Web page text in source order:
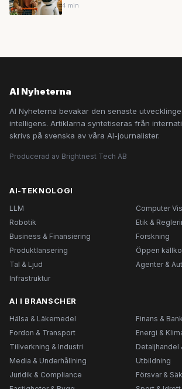
4 min
AI Nyheterna
AI Nyheterna bevakar den senaste
intelligens. Artiklarna syntetiseras från
skrivs på svenska av våra AI-journalister.
Producerad av Brightnest Tech AB
AI-TEKNOLOGI
LLM
Computer
Robotik
Etik &
Business & Finansiering
Forskning
Produktlansering
Öppen
Tal & Ljud
Agenter &
Infrastruktur
AI I BRANSCHER
Hälsa & Läkemedel
Finans & Bank
Fordon & Transport
Energi &
Tillverkning & Industri
Detaljhandel
Media & Underhållning
Utbildning
Juridik & Compliance
Försvar &